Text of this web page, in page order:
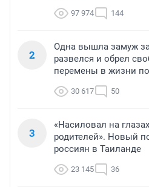
97 974 144
2
Одна вышла замуж
развелся и обрел
перемены в жизни
30 617 50
3
«Насиловал на
родителей». Новый
россиян в Таиланде
23 145 36